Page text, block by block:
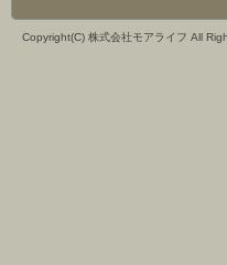
Copyright(C) 株式会社モアライフ All